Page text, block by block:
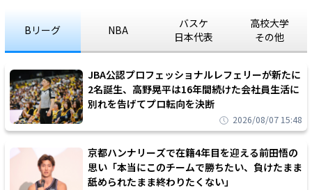
Bリーグ NBA
バスケ
日本代表
高校大学
その他
JBA公認プロフェッショナルレフェリーが新たに
2名誕生、高野晃平は16年間続けた会社員生活に
別れを告げてプロ転向を決断
2026/08/07 15:48
京都ハンナリーズで在籍4年目を迎える前田悟の
思い「本当にこのチームで勝ちたい、負けたまま
舐められたまま終わりたくない」